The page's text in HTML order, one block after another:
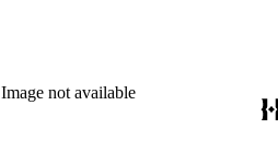
Image not available